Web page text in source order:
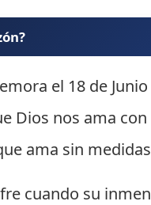
el 18 de Junio
Dios nos ama
ama sin
cuando su